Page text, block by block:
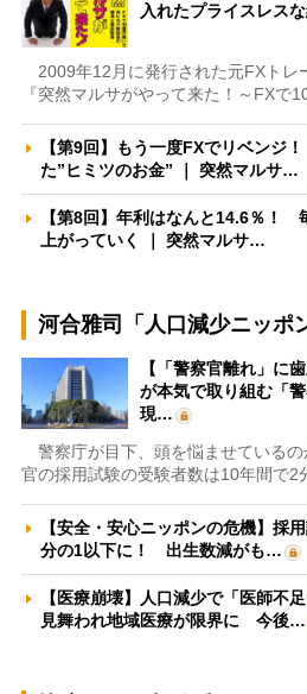
入れたプライスレス
2009年12月に発行された元FXトレ
『突然マルサがやって来た！～FXで
【第9回】もう一度FXでリベンジ
た”ヒミツのお金” ｜ 突然マルサ…
【第8回】年利はなんと14.6％！
上がっていく ｜ 突然マルサ…
河合雅司「人口減少ニッポ
【「警察官離れ」に
が本気で取り組む「
現…
警察庁が目下、頭を悩ませている
官の採用試験の受験者数は10年間で
【安全・安心ニッポンの危機】採
分の1以下に！ 出生数減がも…
【医療崩壊】人口減少で「医師不
見舞われ地域医療が限界に 今後…